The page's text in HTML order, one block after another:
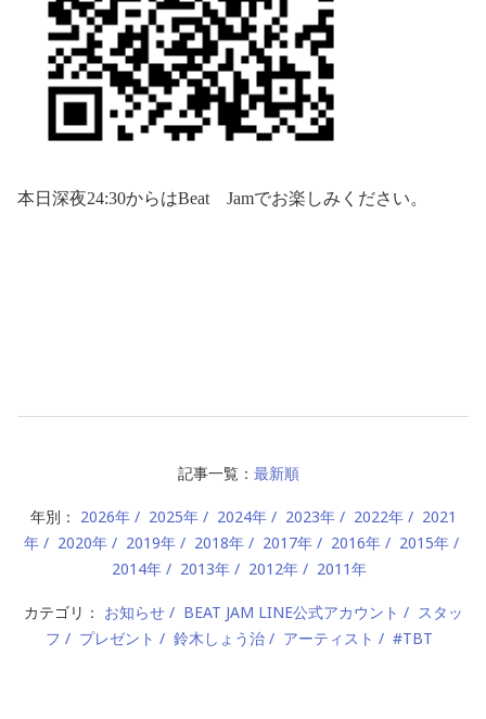
本日深夜24:30からはBeat Jamでお楽しみください。
記事一覧： 最新順
年別： 2026年 2025年 2024年 2023年 2022年
2021
年
2020年 2019年 2018年 2017年 2016年
2015年
2014年
2013年 2012年 2011年
カテゴリ： お知らせ BEAT JAM LINE公式アカウント
スタッ
フ
プレゼント 鈴木しょう治 アーティスト #TBT